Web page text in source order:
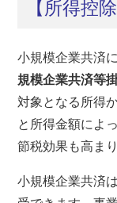
【所得控除
小規模企業共済
規模企業共済等
対象となる所得
と所得金額によ
節税効果も高まり
小規模企業共済